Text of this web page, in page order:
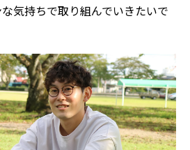
気持ちで取り組んでいきたいで